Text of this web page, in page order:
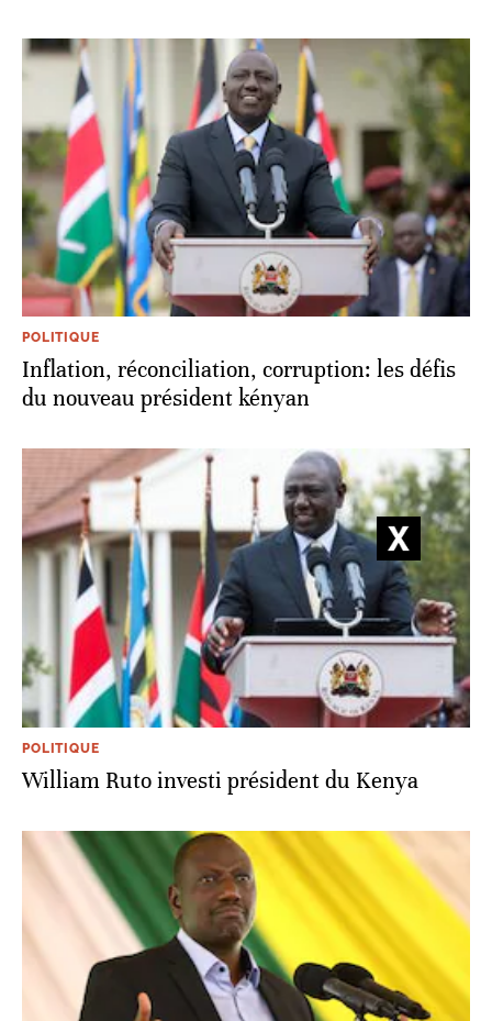
POLITIQUE
Inflation, réconciliation, corruption: les défis
du nouveau président kényan
POLITIQUE
William Ruto investi président du Kenya